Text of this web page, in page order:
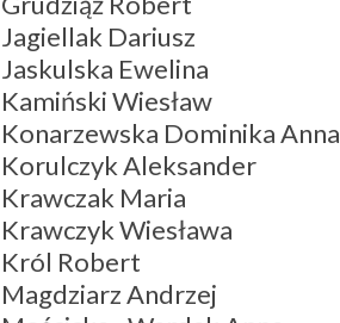
Jagiellak Dariusz
Jaskulska Ewelina
Kamiński Wiesław
Konarzewska Dominika Anna
Korulczyk Aleksander
Krawczak Maria
Krawczyk Wiesława
Król Robert
Magdziarz Andrzej